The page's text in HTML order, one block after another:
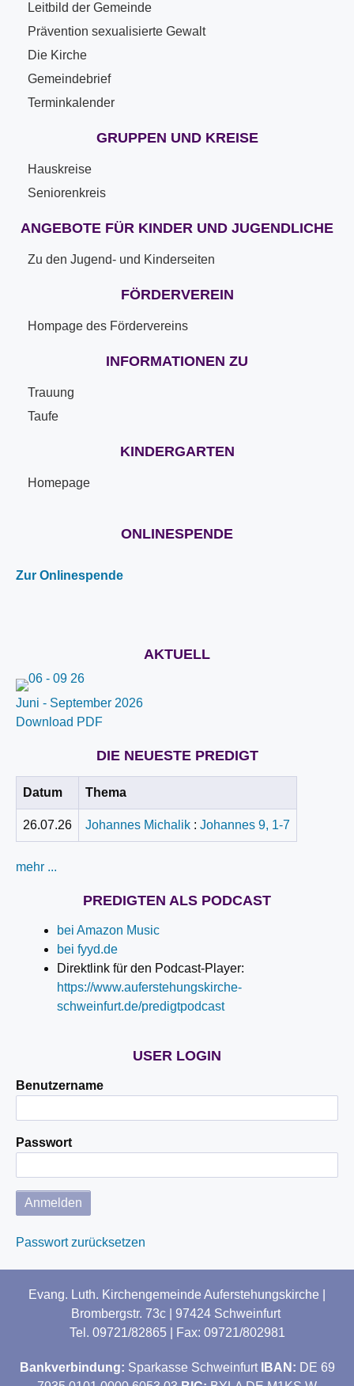
Leitbild der Gemeinde
Prävention sexualisierte Gewalt
Die Kirche
Gemeindebrief
Terminkalender
GRUPPEN UND KREISE
Hauskreise
Seniorenkreis
ANGEBOTE FÜR KINDER UND JUGENDLICHE
Zu den Jugend- und Kinderseiten
FÖRDERVEREIN
Hompage des Fördervereins
INFORMATIONEN ZU
Trauung
Taufe
KINDERGARTEN
Homepage
ONLINESPENDE
Zur Onlinespende
AKTUELL
Juni - September 2026
Download PDF
DIE NEUESTE PREDIGT
Datum Thema
26.07.26 Johannes Michalik : Johannes 9, 1-7
mehr ...
PREDIGTEN ALS PODCAST
bei Amazon Music
bei fyyd.de
Direktlink für den Podcast-Player:
https://www.auferstehungskirche-
schweinfurt.de/predigtpodcast
USER LOGIN
Benutzername
Passwort
Passwort zurücksetzen
Evang. Luth. Kirchengemeinde Auferstehungskirche |
Brombergstr. 73c | 97424 Schweinfurt
Tel. 09721/82865 | Fax: 09721/802981
Bankverbindung: Sparkasse Schweinfurt IBAN: DE 69